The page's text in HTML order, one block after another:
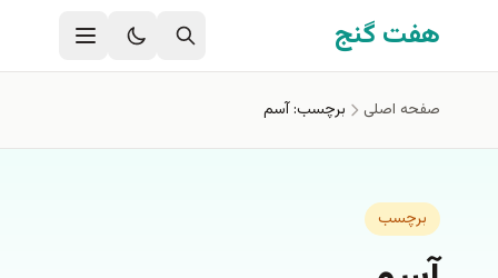
رفتن به محتوای اصلی
هفت گنج
صفحه اصلی برچسب: آسم
برچسب